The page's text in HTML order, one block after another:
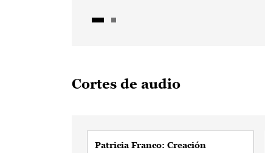
Cortes de audio
Patricia Franco: Creación